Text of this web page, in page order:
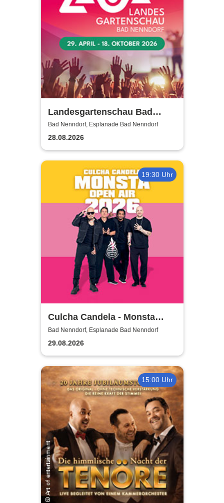
Landesgartenschau Bad
Nenndorf 2026
Bad Nenndorf, Esplanade Bad Nenndorf
28.08.2026
19:30 Uhr
Culcha Candela - Monsta
Open Air
Bad Nenndorf, Esplanade Bad Nenndorf
29.08.2026
15:00 Uhr